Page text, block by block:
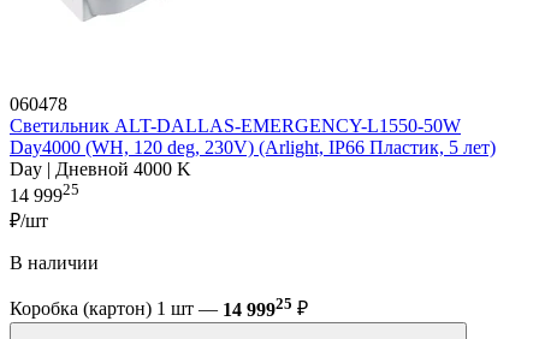
060478
Светильник ALT-DALLAS-EMERGENCY-L1550-50W
Day4000 (WH, 120 deg, 230V) (Arlight, IP66 Пластик, 5 лет)
Day | Дневной 4000 K
14 99925
₽/шт
В наличии
Коробка (картон) 1 шт — 14 99925 ₽